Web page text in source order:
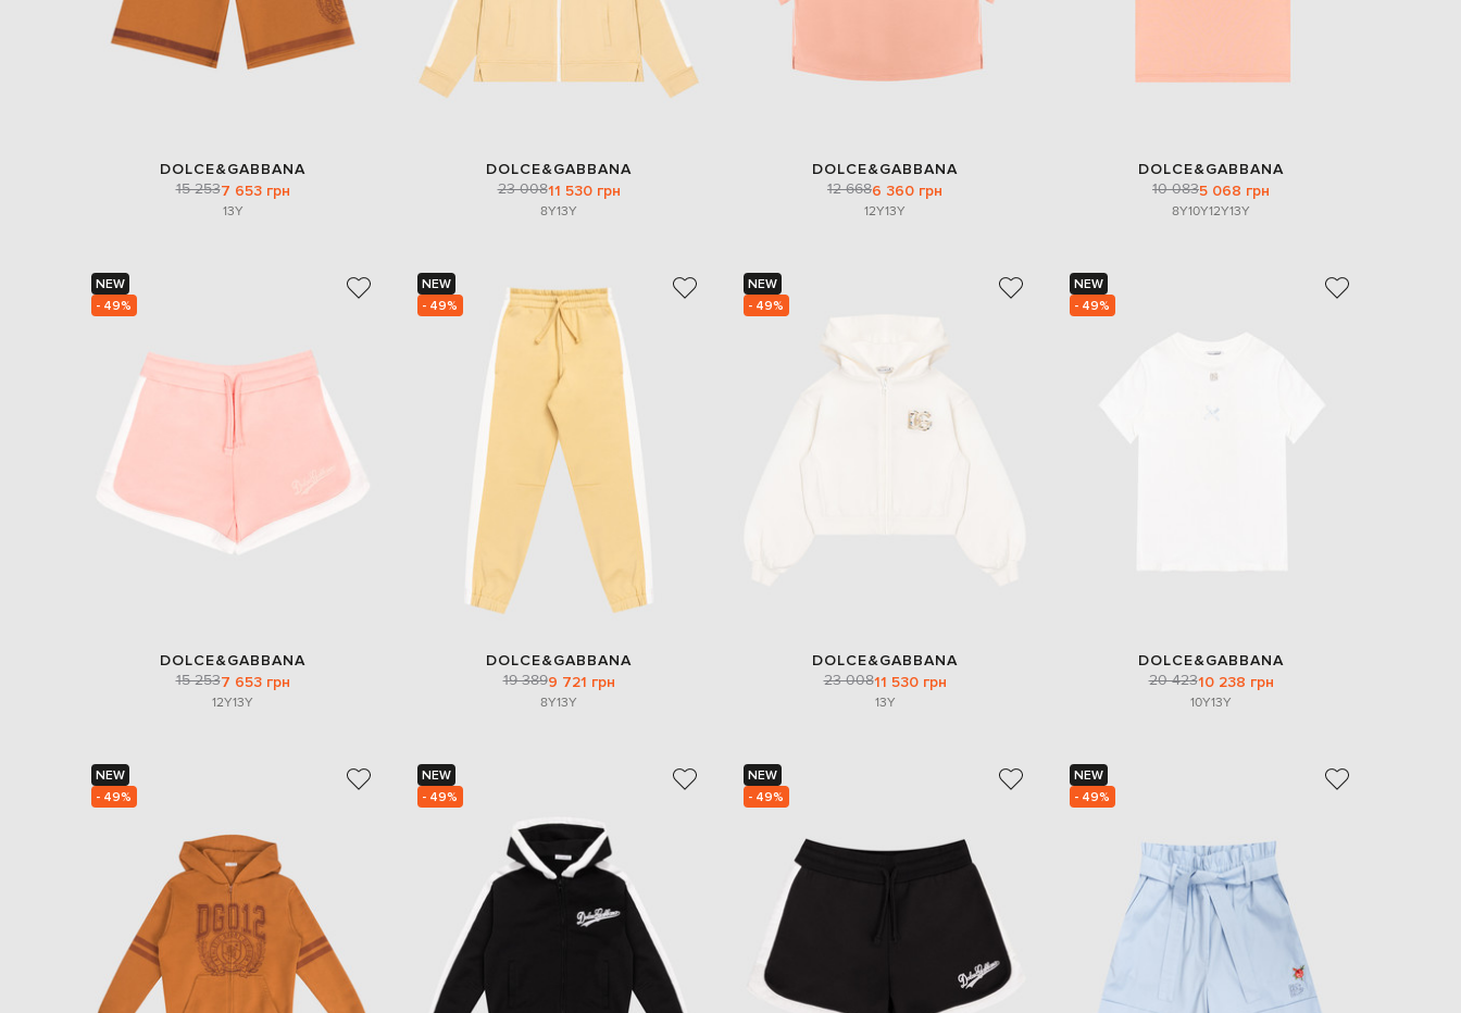
DOLCE&GABBANA
15 2537 653 грн
13Y
DOLCE&GABBANA
23 00811 530 грн
8Y13Y
DOLCE&GABBANA
12 6686 360 грн
12Y13Y
DOLCE&GABBANA
10 0835 068 грн
8Y10Y12Y13Y
NEW
- 49%
DOLCE&GABBANA
15 2537 653 грн
12Y13Y
NEW
- 49%
DOLCE&GABBANA
19 3899 721 грн
8Y13Y
NEW
- 49%
DOLCE&GABBANA
23 00811 530 грн
13Y
NEW
- 49%
DOLCE&GABBANA
20 42310 238 грн
10Y13Y
NEW
- 49%
NEW
- 49%
NEW
- 49%
NEW
- 49%